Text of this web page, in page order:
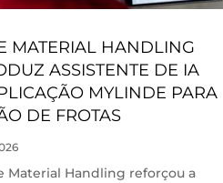
MATERIAL HANDLING
ASSISTENTE DE IA
MYLINDE PARA
DE FROTAS
Material Handling reforçou a